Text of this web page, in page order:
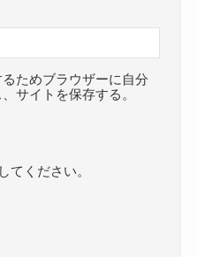
ためブラウザーに自分
サイトを保存する。
てください。